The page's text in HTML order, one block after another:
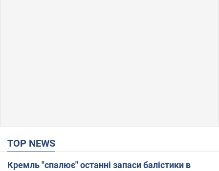
TOP NEWS
Кремль "спалює" останні запаси балістики в